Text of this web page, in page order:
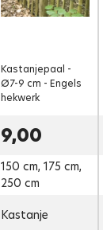
Kastanjepaal -
Ø7-9 cm - Engels
hekwerk
9,00
150 cm, 175 cm,
250 cm
Kastanje